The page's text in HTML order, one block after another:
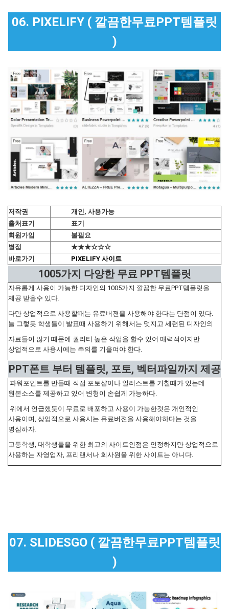
06. PIXELIFY ( 깔끔한무료PPT템플릿
)
저작권
개인, 사용가능
출처표기
표기
회원가입
불필요
별점
★★★☆☆☆
바로가기
PIXELIFY 사이트
1005가지 다양한 무료 PPT템플릿
자유롭게 사용이 가능한 디자인의 1005가지 깔끔한 무료PPT템플릿을
제공 받을수 있다.
다만 상업적으로 사용할때는 유료버젼을 사용해야 한다는 단점이 있다.
늘 그렇듯 학생들이 발표때 사용하기 위해서는 멋지고 세련된 디자인의
자료들이 많기 때문에 퀄리티 높은 작업을 할수 있어 매력적이지만
상업적으로 사용시에는 주의를 기울여야 한다.
PPT폰트 부터 템플릿, 포토, 벡터파일까지 제공
파워포인트를 만들때 직접 포토샵이나 일러스트를 거칠때가 있는데
원본소스를 제공하고 있어 변형이 손쉽게 가능하다.
위에서 언급했듯이 무료로 배포하고 사용이 가능한것은 개인적인
사용이며, 상업적으로 사용시는 유료버젼을 사용해야하다는 것을
명심하자.
고등학생, 대학생들을 위한 최고의 사이트인점은 인정하지만 상업적으로
사용하는 자영업자, 프리랜서나 회사원을 위한 사이트는 아니다.
07. SLIDESGO ( 깔끔한무료PPT템플릿
)